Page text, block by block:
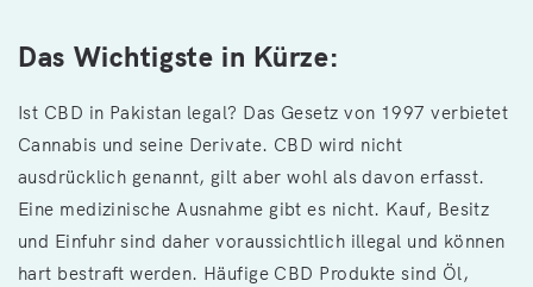
Das Wichtigste in Kürze:
Ist CBD in Pakistan legal? Das Gesetz von 1997 verbietet
Cannabis und seine Derivate. CBD wird nicht
ausdrücklich genannt, gilt aber wohl als davon erfasst.
Eine medizinische Ausnahme gibt es nicht. Kauf, Besitz
und Einfuhr sind daher voraussichtlich illegal und können
hart bestraft werden. Häufige CBD Produkte sind Öl,